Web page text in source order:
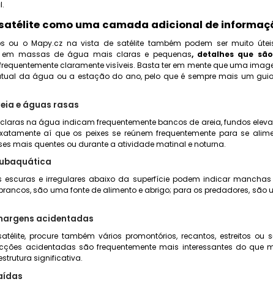
como uma camada adicional de
ou o Mapy.cz na vista de satélite também podem ser muito
em massas de água mais claras e pequenas, detalhes que
claramente visíveis. Basta ter em mente que uma
da água ou a estação do ano, pelo que é sempre mais um
e águas rasas
na água indicam frequentemente bancos de areia, fundos
aí que os peixes se reúnem frequentemente para se
mais quentes ou durante a atividade matinal e noturna.
escuras e irregulares abaixo da superfície podem indicar
são uma fonte de alimento e abrigo; para os predadores, são
acidentadas
procure também vários promontórios, recantos, estreitos ou
acidentadas são frequentemente mais interessantes do que
significativa.